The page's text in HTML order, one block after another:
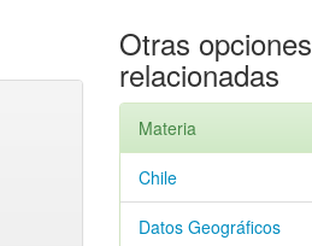
Otras opciones
relacionadas
Materia
Chile
Datos Geográficos